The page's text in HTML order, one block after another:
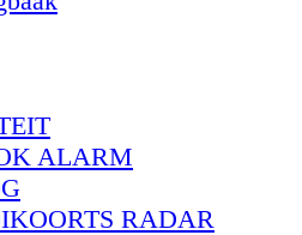
ALARM
RADAR